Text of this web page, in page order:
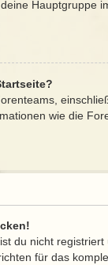
Hauptgruppe
wie die
du nicht
für das